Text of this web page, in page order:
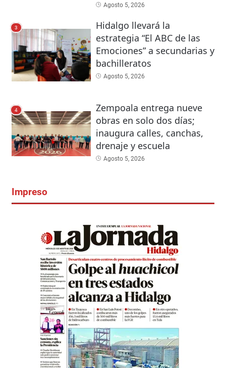
Agosto 5, 2026
3
Hidalgo llevará la
estrategia “El ABC de las
Emociones” a secundarias y
bachilleratos
Agosto 5, 2026
4
Zempoala entrega nueve
obras en solo dos días;
inaugura calles, canchas,
drenaje y escuela
Agosto 5, 2026
Impreso